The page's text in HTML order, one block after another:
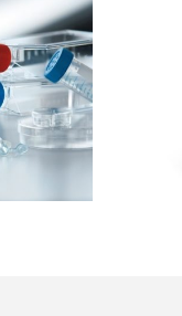
Fisher
el
en